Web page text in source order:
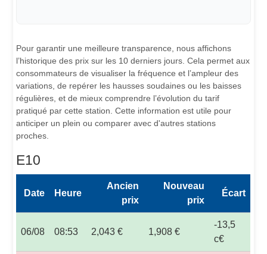
Pour garantir une meilleure transparence, nous affichons
l’historique des prix sur les 10 derniers jours. Cela permet aux
consommateurs de visualiser la fréquence et l’ampleur des
variations, de repérer les hausses soudaines ou les baisses
régulières, et de mieux comprendre l’évolution du tarif
pratiqué par cette station. Cette information est utile pour
anticiper un plein ou comparer avec d'autres stations
proches.
E10
Date Heure
Ancien
prix
Nouveau
prix
Écart
06/08 08:53 2,043 € 1,908 €
-13,5
c€